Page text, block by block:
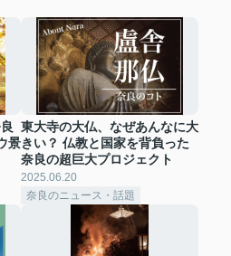
景
東大寺の大仏、なぜあんなに大
きい？ 仏教と国家を背負った
奈良の超巨大プロジェクト
2025.06.20
奈良のニュース・話題